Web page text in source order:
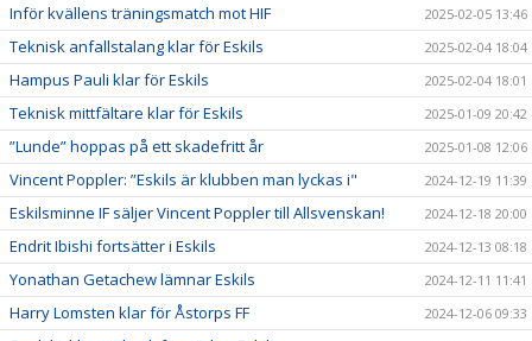
Inför kvällens träningsmatch mot HIF 2025-02-05 13:46
Teknisk anfallstalang klar för Eskils 2025-02-04 18:04
Hampus Pauli klar för Eskils 2025-02-04 18:01
Teknisk mittfältare klar för Eskils 2025-01-09 20:42
”Lunde” hoppas på ett skadefritt år 2025-01-08 12:06
Vincent Poppler: ”Eskils är klubben man lyckas i" 2024-12-19 11:39
Eskilsminne IF säljer Vincent Poppler till Allsvenskan! 2024-12-18 20:00
Endrit Ibishi fortsätter i Eskils 2024-12-13 08:18
Yonathan Getachew lämnar Eskils 2024-12-11 11:41
Harry Lomsten klar för Åstorps FF 2024-12-06 09:33